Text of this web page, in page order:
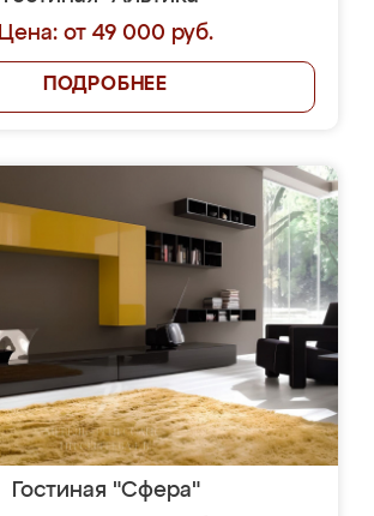
Цена: от 49 000 руб.
ПОДРОБНЕЕ
Гостиная "Сфера"